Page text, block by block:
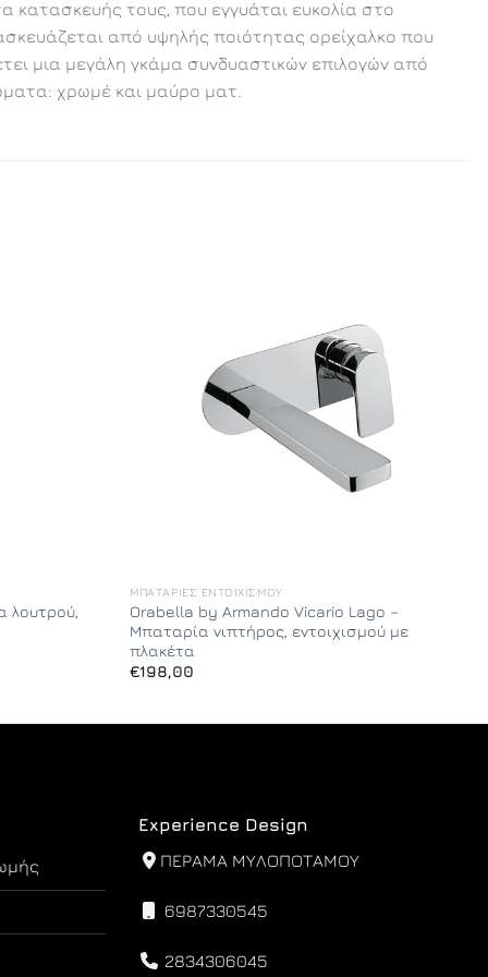
κατασκευής τους, που εγγυάται ευκολία στο
από υψηλής ποιότητας ορείχαλκο που
μια μεγάλη γκάμα συνδυαστικών επιλογών από
χρωμέ και μαύρο ματ.
λουτρού,
ΜΠΑΤΑΡΊΕΣ ΕΝΤΟΙΧΙΣΜΟΎ
Orabella by Armando Vicario Lago –
Μπαταρία νιπτήρος, εντοιχισμού με
πλακέτα
€198,00
Experience Design
ΠΕΡΑΜΑ ΜΥΛΟΠΟΤΑΜΟΥ
6987330545
2834306045